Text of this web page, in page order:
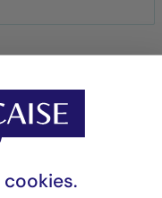
cookies.